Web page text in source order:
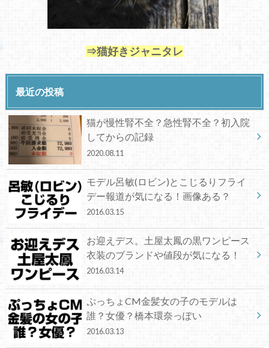
⇒猫好きジャニタレ
最近の投稿
猫が慢性腎不全？急性腎不全？初入院
してからの記録
2020.08.11
モデル呂敏(ロビン)とこじるりフライ
デー報道が気になる！画像ある？
2016.03.15
お迎えデス。土屋太鳳の黒ワンピース
衣装のブランドや値段が気になる！
2016.03.14
ぷっちょCM金髪女の子のモデルは
誰？女優？橋本環奈っぽい
2016.03.13